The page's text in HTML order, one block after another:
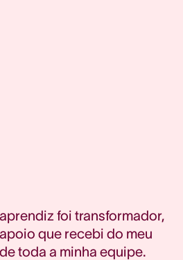
foi transformador,
que recebi do meu
toda a minha equipe.